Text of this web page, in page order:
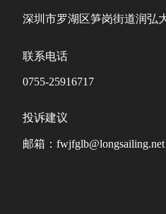
深圳市罗湖区笋岗街道润弘
联系电话
0755-25916717
投诉建议
邮箱：